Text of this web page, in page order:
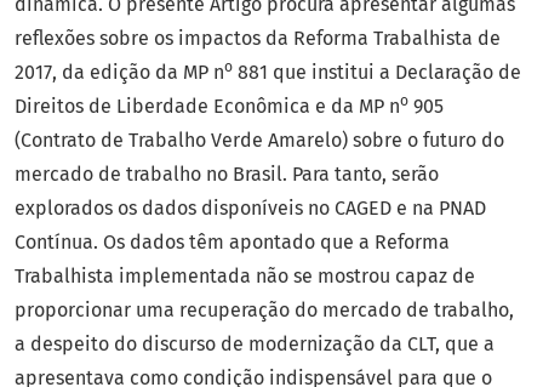
reflexões sobre os impactos da Reforma Trabalhista de
2017, da edição da MP no 881 que institui a Declaração de
Direitos de Liberdade Econômica e da MP no 905
(Contrato de Trabalho Verde Amarelo) sobre o futuro do
mercado de trabalho no Brasil. Para tanto, serão
explorados os dados disponíveis no CAGED e na PNAD
Contínua. Os dados têm apontado que a Reforma
Trabalhista implementada não se mostrou capaz de
proporcionar uma recuperação do mercado de trabalho,
a despeito do discurso de modernização da CLT, que a
apresentava como condição indispensável para que o